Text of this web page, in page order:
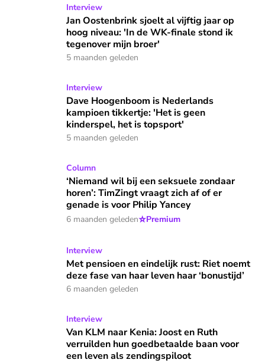
Jan Oostenbrink sjoelt al vijftig jaar op hoog niveau: 'In de
Interview
Jan Oostenbrink sjoelt al vijftig jaar op
hoog niveau: 'In de WK-finale stond ik
tegenover mijn broer'
5 maanden geleden
Dave Hoogenboom is Nederlands kampioen tikkertje:
Interview
Dave Hoogenboom is Nederlands
kampioen tikkertje: 'Het is geen
kinderspel, het is topsport'
5 maanden geleden
‘Niemand wil bij een seksuele zondaar horen’: TimZingt
Column
‘Niemand wil bij een seksuele zondaar
horen’: TimZingt vraagt zich af of er
genade is voor Philip Yancey
6 maanden geleden⭐Premium
Met pensioen en eindelijk rust: Riet noemt deze fase van
Interview
Met pensioen en eindelijk rust: Riet noemt
deze fase van haar leven haar ‘bonustijd’
6 maanden geleden
Van KLM naar Kenia: Joost en Ruth verruilden hun
Interview
Van KLM naar Kenia: Joost en Ruth
verruilden hun goedbetaalde baan voor
een leven als zendingspiloot